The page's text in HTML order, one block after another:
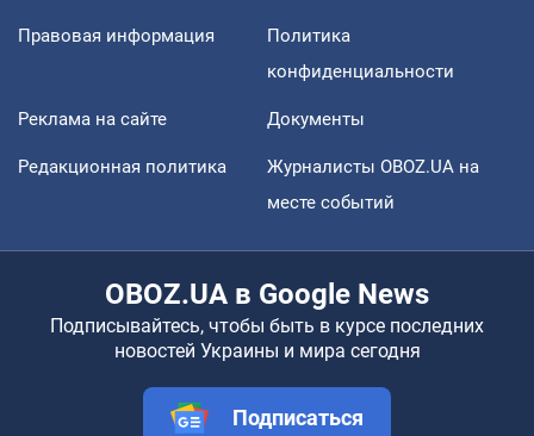
Правовая информация
Политика
конфиденциальности
Реклама на сайте Документы
Редакционная политика
Журналисты OBOZ.UA на
месте событий
OBOZ.UA в Google News
Подписывайтесь, чтобы быть в курсе последних
новостей Украины и мира сегодня
Подписаться